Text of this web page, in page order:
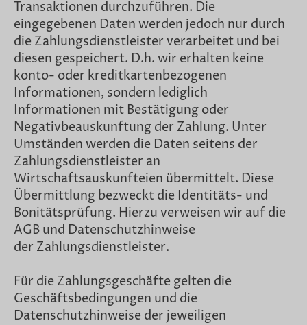
Transaktionen durchzuführen. Die
eingegebenen Daten werden jedoch nur durch
die Zahlungsdienstleister verarbeitet und bei
diesen gespeichert. D.h. wir erhalten keine
konto- oder kreditkartenbezogenen
Informationen, sondern lediglich
Informationen mit Bestätigung oder
Negativbeauskunftung der Zahlung. Unter
Umständen werden die Daten seitens der
Zahlungsdienstleister an
Wirtschaftsauskunfteien übermittelt. Diese
Übermittlung bezweckt die Identitäts- und
Bonitätsprüfung. Hierzu verweisen wir auf die
AGB und Datenschutzhinweise
der Zahlungsdienstleister.
Für die Zahlungsgeschäfte gelten die
Geschäftsbedingungen und die
Datenschutzhinweise der jeweiligen